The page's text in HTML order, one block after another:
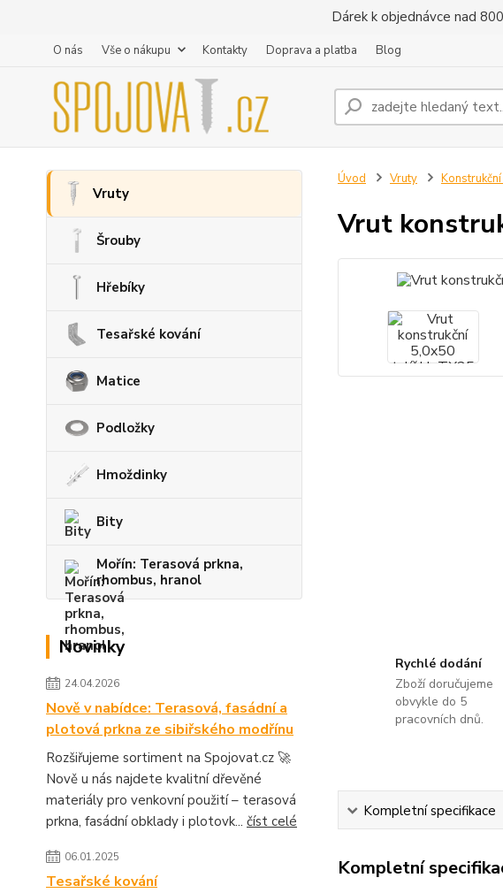
Dárek k objednávce nad
O nás Vše o nákupu Kontakty Doprava a platba Blog
Vruty
Šrouby
Hřebíky
Tesařské kování
Matice
Podložky
Hmoždinky
Bity
Mořín: Terasová prkna,
rhombus, hranol
Novinky
24.04.2026
Nově v nabídce: Terasová, fasádní a
plotová prkna ze sibiřského modřínu
Rozšiřujeme sortiment na Spojovat.cz 🚀
Nově u nás najdete kvalitní dřevěné
materiály pro venkovní použití – terasová
prkna, fasádní obklady i plotovk... číst celé
06.01.2025
Tesařské kování
Úvod Vruty
Vrut
Rychlé dodání
Zboží doručujeme
obvykle do 5
pracovních dnů.
Kompletní specifikace
Kompletní